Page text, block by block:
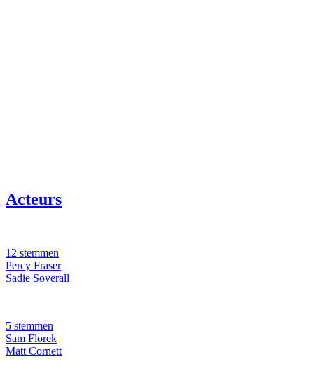
Acteurs
12 stemmen
Percy Fraser
Sadie Soverall
5 stemmen
Sam Florek
Matt Cornett